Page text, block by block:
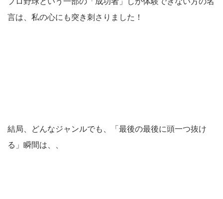
言は、私の心にも突き刺さりました！
結局、どんなジャンルでも、「最後の最後に頭一つ抜け
る」瞬間は、、